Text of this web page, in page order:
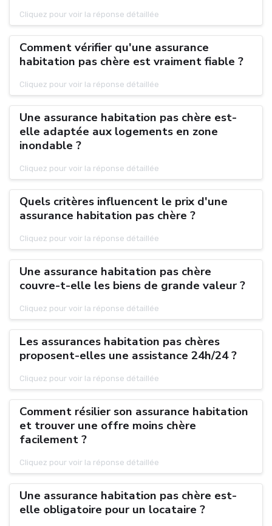
Cliquez pour voir la réponse détaillée
Comment vérifier qu'une assurance
habitation pas chère est vraiment fiable ?
Cliquez pour voir la réponse détaillée
Une assurance habitation pas chère est-
elle adaptée aux logements en zone
inondable ?
Cliquez pour voir la réponse détaillée
Quels critères influencent le prix d'une
assurance habitation pas chère ?
Cliquez pour voir la réponse détaillée
Une assurance habitation pas chère
couvre-t-elle les biens de grande valeur ?
Cliquez pour voir la réponse détaillée
Les assurances habitation pas chères
proposent-elles une assistance 24h/24 ?
Cliquez pour voir la réponse détaillée
Comment résilier son assurance habitation
et trouver une offre moins chère
facilement ?
Cliquez pour voir la réponse détaillée
Une assurance habitation pas chère est-
elle obligatoire pour un locataire ?